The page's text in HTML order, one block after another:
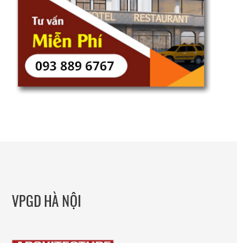
VPGD HÀ NỘI